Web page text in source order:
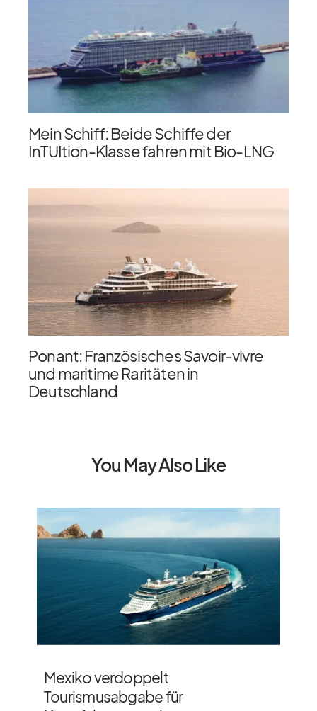
Mein Schiff: Beide Schiffe der
InTUItion-Klasse fahren mit Bio-LNG
Ponant: Französisches Savoir-vivre
und maritime Raritäten in
Deutschland
You May Also Like
Mexiko verdoppelt
Tourismusabgabe für